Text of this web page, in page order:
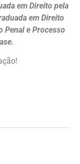
em Direito pela
em Direito
Penal e Processo